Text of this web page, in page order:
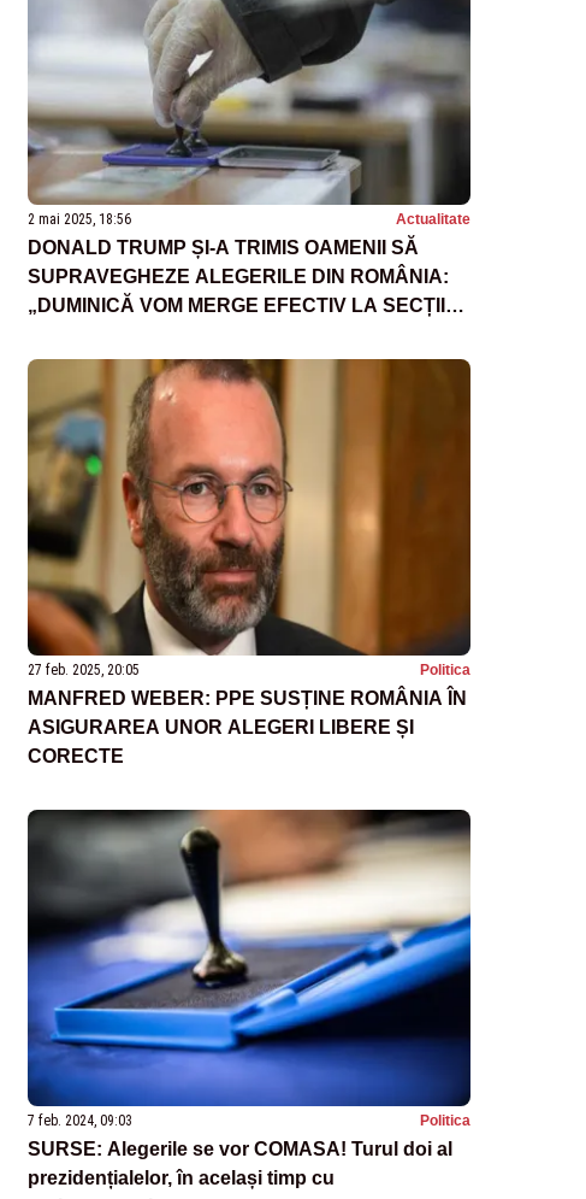
2 mai 2025, 18:56 Actualitate
DONALD TRUMP ȘI-A TRIMIS OAMENII SĂ
SUPRAVEGHEZE ALEGERILE DIN ROMÂNIA:
„DUMINICĂ VOM MERGE EFECTIV LA SECȚIILE
27 feb. 2025, 20:05 Politica
MANFRED WEBER: PPE SUSȚINE ROMÂNIA ÎN
ASIGURAREA UNOR ALEGERI LIBERE ȘI
CORECTE
7 feb. 2024, 09:03 Politica
SURSE: Alegerile se vor COMASA! Turul doi al
prezidențialelor, în același timp cu